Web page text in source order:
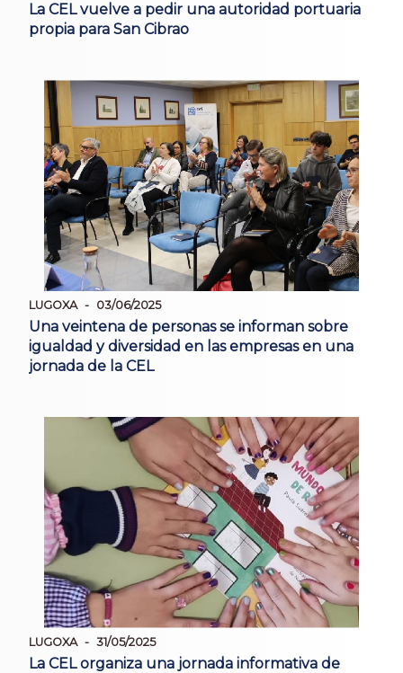
La CEL vuelve a pedir una autoridad portuaria
propia para San Cibrao
LUGOXA 03/06/2025
Una veintena de personas se informan sobre
igualdad y diversidad en las empresas en una
jornada de la CEL
LUGOXA 31/05/2025
La CEL organiza una jornada informativa de